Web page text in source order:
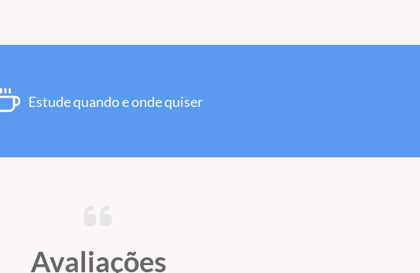
Estude quando e onde quiser
Avaliações